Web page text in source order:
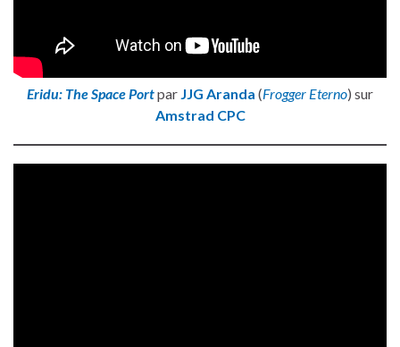
Eridu: The Space Portpar JJG Aranda (Frogger Eterno) sur
Amstrad CPC